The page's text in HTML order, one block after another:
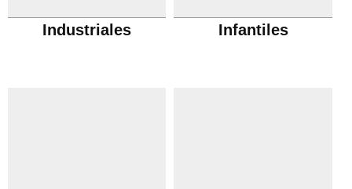
Industriales Infantiles